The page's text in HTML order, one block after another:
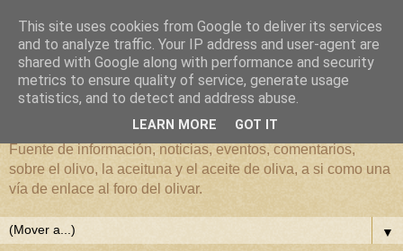
El mundo del Olivar
Fuente de información, noticias, eventos, comentarios,
sobre el olivo, la aceituna y el aceite de oliva, a si como una
vía de enlace al foro del olivar.
▼
This site uses cookies from Google to deliver its services
and to analyze traffic. Your IP address and user-agent are
shared with Google along with performance and security
metrics to ensure quality of service, generate usage
statistics, and to detect and address abuse.
LEARN MORE GOT IT